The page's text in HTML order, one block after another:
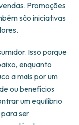
Promoções
são iniciativas
Isso porque
enquanto
a mais por um
ou benefícios
um equilíbrio
ser